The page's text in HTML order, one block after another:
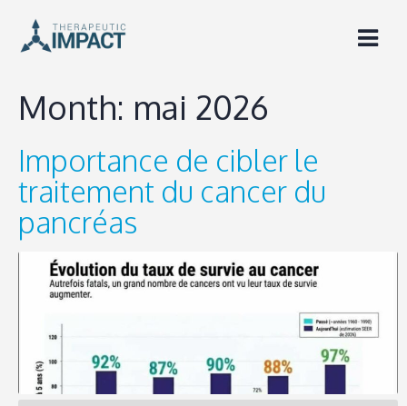
content
Month: mai 2026
Importance de cibler le
traitement du cancer du
pancréas